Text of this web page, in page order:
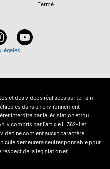
Fermé
légales
et des vidéos réalisées sur terrain
dans un environnement
interdite par la législation et/ou
y compris par l'article L.362-1 et
ne contient aucun caractère
demeurera seul responsable pour
respect de la législation et